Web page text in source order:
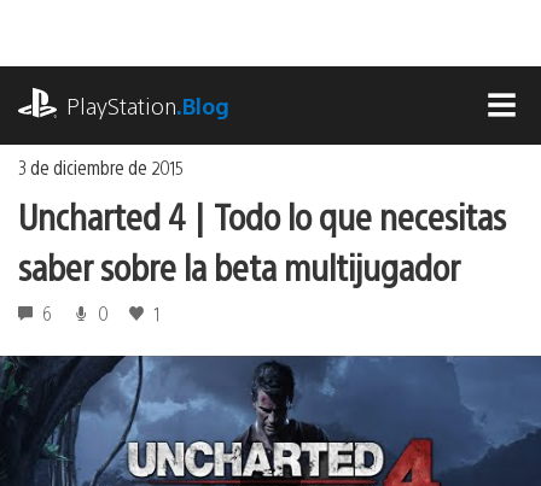
contenido
PlayStation.Blog
3 de diciembre de 2015
Uncharted 4 | Todo lo que necesitas
saber sobre la beta multijugador
6 0 1